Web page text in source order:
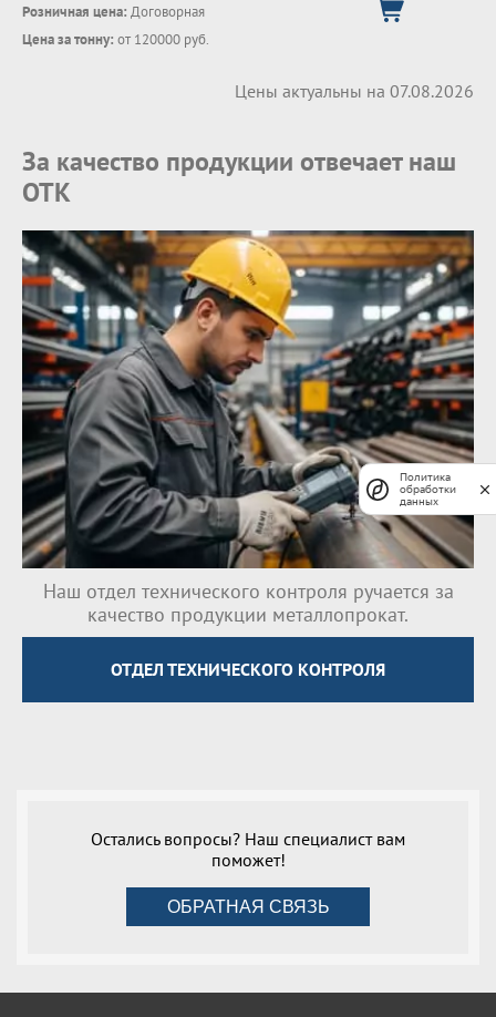
Розничная цена: Договорная
Цена за тонну: от 120000 руб.
Цены актуальны на 07.08.2026
За качество продукции отвечает наш
ОТК
Наш отдел технического контроля ручается за
качество продукции металлопрокат.
ОТДЕЛ ТЕХНИЧЕСКОГО КОНТРОЛЯ
Остались вопросы? Наш специалист вам
поможет!
ОБРАТНАЯ СВЯЗЬ
Политика
обработки
данных